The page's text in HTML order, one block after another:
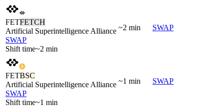
FETFETCH
Artificial Superintelligence Alliance
SWAP
Shift time~2 min
~2 min SWAP
FETBSC
Artificial Superintelligence Alliance
SWAP
Shift time~1 min
~1 min SWAP